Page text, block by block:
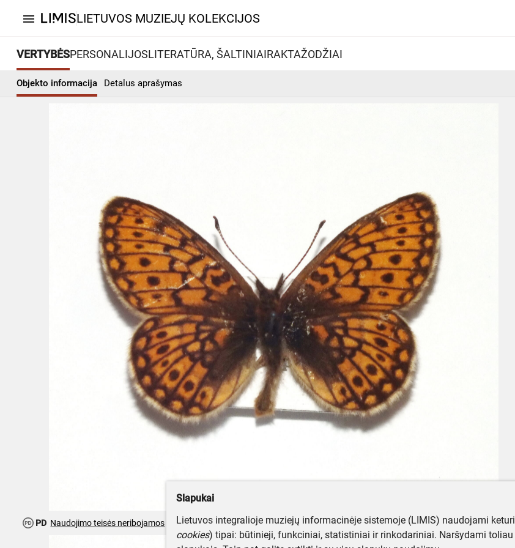
menu LIETUVOS MUZIEJŲ KOLEKCIJOS
VERTYBĖSPERSONALIJOSLITERATŪRA, ŠALTINIAIRAKTAŽODŽIAI
Objekto informacija Detalus aprašymas
PD Naudojimo teisės neribojamos
Slapukai
Lietuvos integralioje muziejų informacinėje sistemoje (LIMIS) naudojami
cookies) tipai: būtinieji, funkciniai, statistiniai ir rinkodariniai. Naršydami